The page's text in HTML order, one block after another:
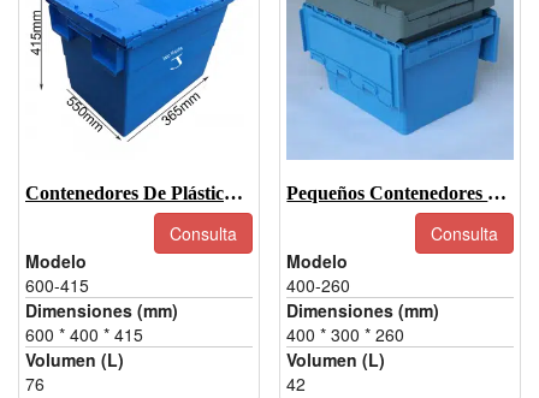
Contenedores De Plástico Con Tapa-600-415
Consulta
Modelo
600-415
Dimensiones (mm)
600 * 400 * 415
Volumen (L)
76
Pequeños Contenedores De Plástico Con Tapa-400-260
Consulta
Modelo
400-260
Dimensiones (mm)
400 * 300 * 260
Volumen (L)
42